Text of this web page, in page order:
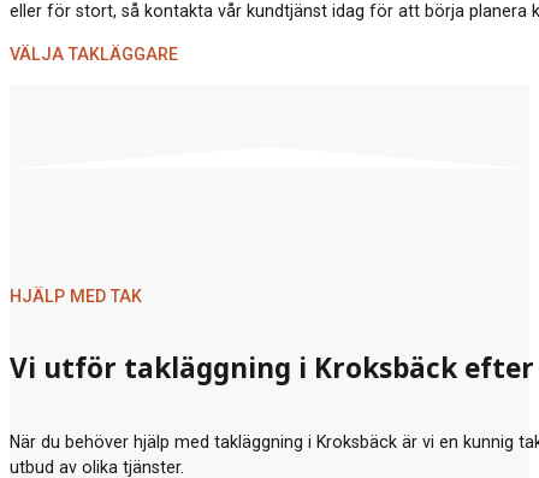
eller för stort, så kontakta vår kundtjänst idag för att börja
VÄLJA TAKLÄGGARE
Vi utför takläggning i Kroksbäck
När du behöver hjälp med takläggning i Kroksbäck är vi en
utbud av olika tjänster.
HJÄLP MED TAK